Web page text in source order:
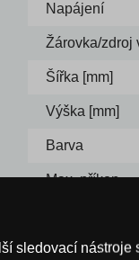
Napájení
Žárovka/zdroj
Šířka [mm]
Výška [mm]
Barva
Max. příkon
sledovací nástroje